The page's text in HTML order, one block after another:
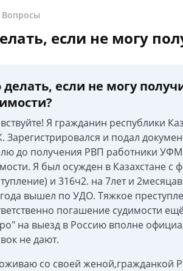
Вопросы
если не могу
делать, если не могу
Я гражданин республики
и подал
до получения РВП работники
Я был осужден в Казахстане с
и 316ч2. на 7лет и
вышел по УДО. Тяжкое
погашение судимости
на выезд в Россию вполне
не дают.
со своей женой,гражданкой